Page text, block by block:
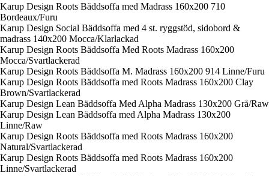
Karup Design Roots Bäddsoffa med Madrass 160x200 710
Bordeaux/Furu
Karup Design Social Bäddsoffa med 4 st. ryggstöd, sidobord &
madrass 140x200 Mocca/Klarlackad
Karup Design Roots Bäddsoffa Med Roots Madrass 160x200
Mocca/Svartlackerad
Karup Design Roots Bäddsoffa M. Madrass 160x200 914 Linne/Furu
Karup Design Roots Bäddsoffa med Roots Madrass 160x200 Clay
Brown/Svartlackerad
Karup Design Lean Bäddsoffa Med Alpha Madrass 130x200 Grå/Raw
Karup Design Lean Bäddsoffa med Alpha Madrass 130x200
Linne/Raw
Karup Design Roots Bäddsoffa med Roots Madrass 160x200
Natural/Svartlackerad
Karup Design Roots Bäddsoffa med Roots Madrass 160x200
Linne/Svartlackerad